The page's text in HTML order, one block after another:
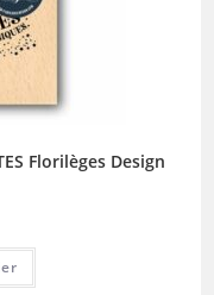
Florilèges Design